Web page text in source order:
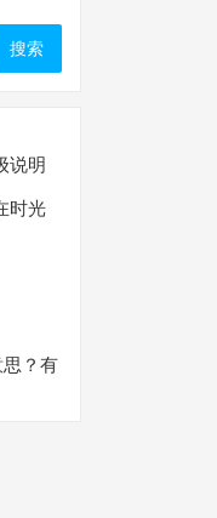
搜索
说明
时光
思？有